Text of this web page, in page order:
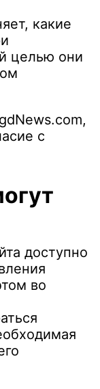
какие
целью они
с
доступно
во